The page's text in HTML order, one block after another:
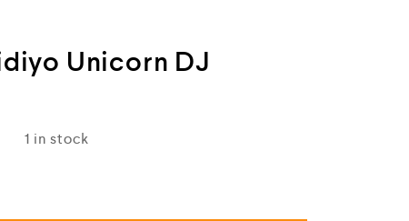
Unicorn DJ
1 in stock